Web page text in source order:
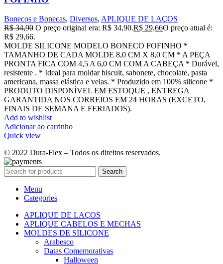
Bonecos e Bonecas, Diversos, APLIQUE DE LAÇOS
R$34,90 O preço original era: R$ 34,90.R$ 29,66O preço atual é:
R$ 29,66.
MOLDE SILICONE MODELO BONECO FOFINHO *
TAMANHO DE CADA MOLDE 8,0 CM X 8,0 CM * A PEÇA
PRONTA FICA COM 4,5 A 6,0 CM COM A CABEÇA * Durável,
resistente . * Ideal para moldar biscuit, sabonete, chocolate, pasta
americana, massa elástica e velas. * Produzido em 100% silicone *
PRODUTO DISPONÍVEL EM ESTOQUE , ENTREGA
GARANTIDA NOS CORREIOS EM 24 HORAS (EXCETO,
FINAIS DE SEMANA E FERIADOS).
Add to wishlist
Adicionar ao carrinho
Quick view
© 2022 Dura-Flex – Todos os direitos reservados.
Search
Menu
Categories
APLIQUE DE LAÇOS
APLIQUE CABELOS E MECHAS
MOLDES DE SILICONE
Arabesco
Datas Comemorativas
Halloween